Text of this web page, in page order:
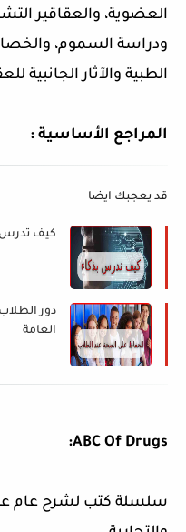
العضوية، والعقاقير
ودراسة السموم،
الطبية والآثار الجانبية
المراجع الأساسية :
قد يعجبك ايضا
كيف تدرس
دور
العامة
ABC Of Drugs:
سلسلة كتب لشرح عام عن